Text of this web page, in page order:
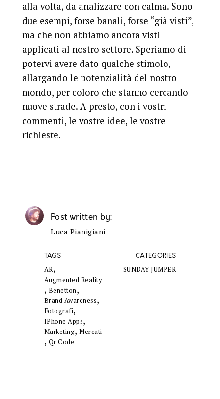
alla volta, da analizzare con calma. Sono
due esempi, forse banali, forse “già visti”,
ma che non abbiamo ancora visti
applicati al nostro settore. Speriamo di
potervi avere dato qualche stimolo,
allargando le potenzialità del nostro
mondo, per coloro che stanno cercando
nuove strade. A presto, con i vostri
commenti, le vostre idee, le vostre
richieste.
Post written by
Luca Pianigiani
TAGS
AR,
Augmented Reality
, Benetton,
Brand Awareness,
Fotografi,
IPhone Apps,
Marketing,Mercati
, Qr Code
CATEGORIES
SUNDAY JUMPER